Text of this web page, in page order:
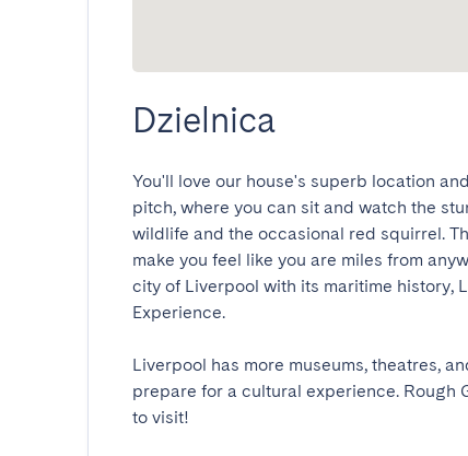
Dzielnica
You'll love our house's superb location
pitch, where you can sit and watch the
wildlife and the occasional red squirrel.
make you feel like you are miles from
city of Liverpool with its maritime history,
Experience.
Liverpool has more museums, theatres,
prepare for a cultural experience. Rough
to visit!